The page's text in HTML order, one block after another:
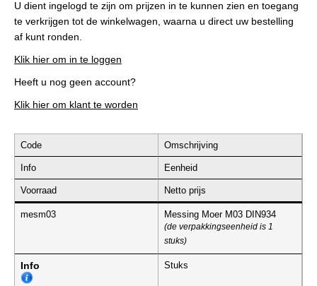
U dient ingelogd te zijn om prijzen in te kunnen zien en toegang
te verkrijgen tot de winkelwagen, waarna u direct uw bestelling
af kunt ronden.
Klik hier om in te loggen
Heeft u nog geen account?
Klik hier om klant te worden
Code Omschrijving
Info Eenheid
Voorraad Netto prijs
mesm03 Messing Moer M03 DIN934
(de verpakkingseenheid is 1
stuks)
Info Stuks